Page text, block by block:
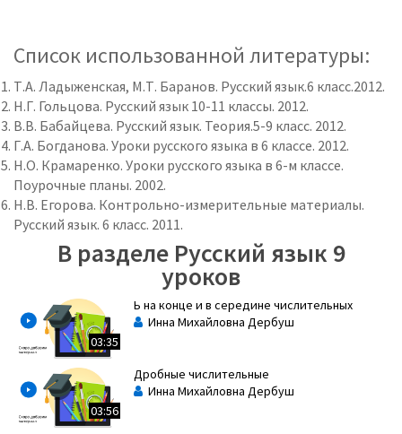
Список использованной литературы:
Т.А. Ладыженская, М.Т. Баранов. Русский язык.6 класс.2012.
Н.Г. Гольцова. Русский язык 10-11 классы. 2012.
В.В. Бабайцева. Русский язык. Теория.5-9 класс. 2012.
Г.А. Богданова. Уроки русского языка в 6 классе. 2012.
Н.О. Крамаренко. Уроки русского языка в 6-м классе.
Поурочные планы. 2002.
Н.В. Егорова. Контрольно-измерительные материалы.
Русский язык. 6 класс. 2011.
В разделе Русский язык 9
уроков
03:35
Ь на конце и в середине числительных
Инна Михайловна Дербуш
03:56
Дробные числительные
Инна Михайловна Дербуш